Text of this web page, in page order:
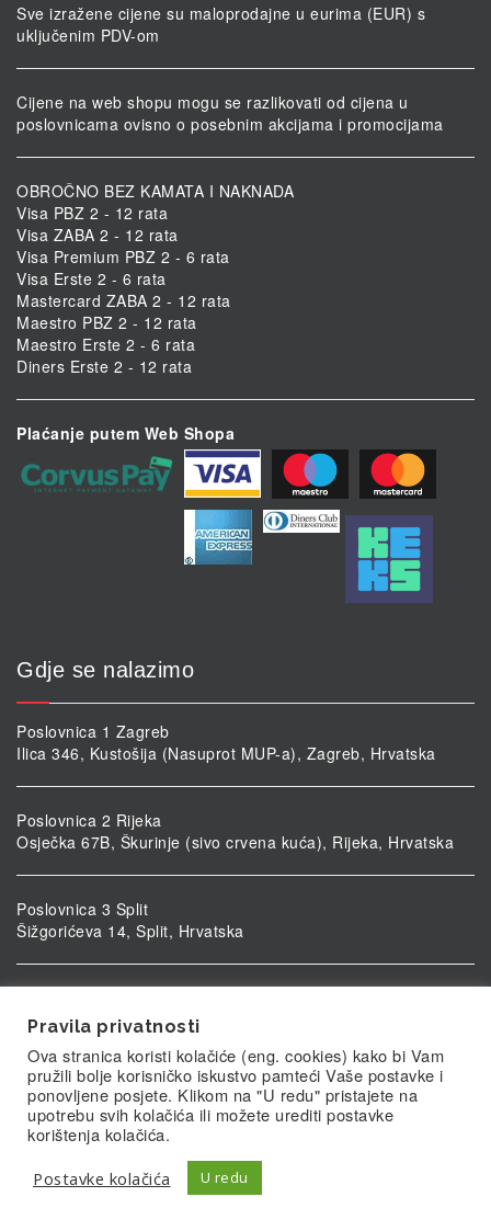
Sve izražene cijene su maloprodajne u eurima (EUR) s
uključenim PDV-om
Cijene na web shopu mogu se razlikovati od cijena u
poslovnicama ovisno o posebnim akcijama i promocijama
OBROČNO BEZ KAMATA I NAKNADA
Visa PBZ 2 - 12 rata
Visa ZABA 2 - 12 rata
Visa Premium PBZ 2 - 6 rata
Visa Erste 2 - 6 rata
Mastercard ZABA 2 - 12 rata
Maestro PBZ 2 - 12 rata
Maestro Erste 2 - 6 rata
Diners Erste 2 - 12 rata
Plaćanje putem Web Shopa
Gdje se nalazimo
Poslovnica 1 Zagreb
Ilica 346, Kustošija (Nasuprot MUP-a), Zagreb, Hrvatska
Poslovnica 2 Rijeka
Osječka 67B, Škurinje (sivo crvena kuća), Rijeka, Hrvatska
Poslovnica 3 Split
Šižgorićeva 14, Split, Hrvatska
Ulica kardinala Alojzija Stepinca 5, Vukovar, Hrvatska
© Biolab.hr 2026
Pravila privatnosti
Ova stranica koristi kolačiće (eng. cookies) kako bi Vam
pružili bolje korisničko iskustvo pamteći Vaše postavke i
ponovljene posjete. Klikom na "U redu" pristajete na
upotrebu svih kolačića ili možete urediti postavke
korištenja kolačića.
Postavke kolačića U redu